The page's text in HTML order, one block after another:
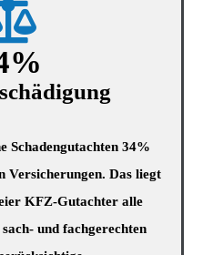
%
Schadengutachten 34%
Versicherungen. Das liegt
KFZ-Gutachter alle
und fachgerechten